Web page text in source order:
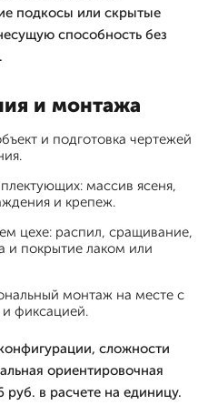
подкосы или скрытые
способность без
и монтажа
и подготовка чертежей
массив ясеня,
и крепеж.
цехе: распил, сращивание,
и покрытие лаком или
монтаж на месте с
фиксацией.
сложности
ориентировочная
руб. в расчете на единицу.